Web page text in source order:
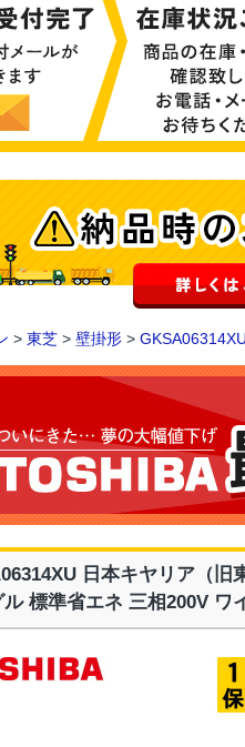
> 東芝 > 壁掛形 > GKSA06314XU
日本キヤリア（旧
ル 標準省エネ 三相200V ワ